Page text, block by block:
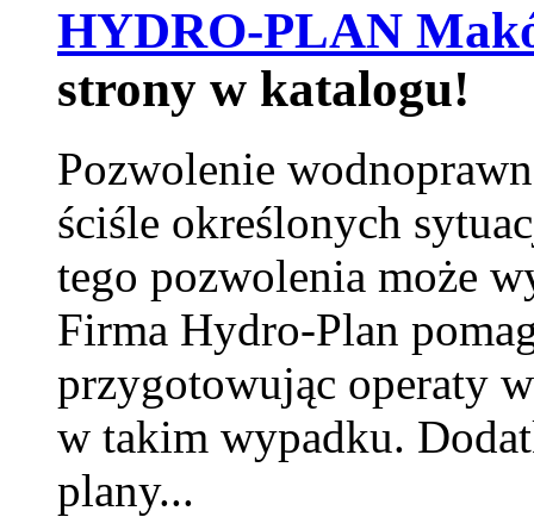
HYDRO-PLAN
strony w katalogu!
Pozwolenie
ściśle określonych
tego pozwolenia może
Firma Hydro-Plan
przygotowując operaty
w takim wypadku.
plany...